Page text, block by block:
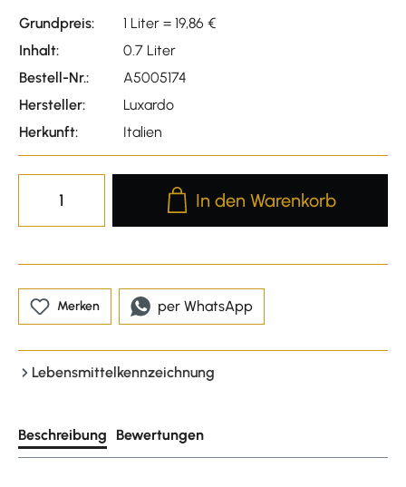
Grundpreis:
1 Liter = 19,86 €
Inhalt:
0.7 Liter
Bestell-Nr.:
A5005174
Hersteller:
Luxardo
Herkunft:
Italien
Produkt Anzahl: Gib den
In den Warenkorb
Merken per WhatsApp
Lebensmittelkennzeichnung
Beschreibung Bewertungen